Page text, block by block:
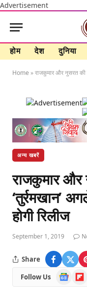
Advertisement
होम देश दुनिया
Home »राजकुमार और नुसरत की
अन्य खबरें
राजकुमार और
‘तुर्रमखान’
होगी रिलीज
September 1, 2019
Share
Follow Us
Google